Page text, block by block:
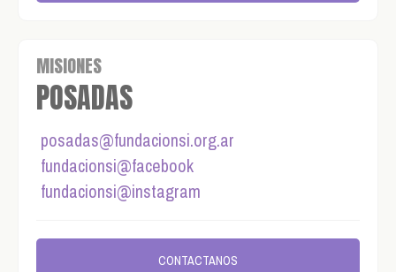
MISIONES
POSADAS
posadas@fundacionsi.org.ar
fundacionsi@facebook
fundacionsi@instagram
CONTACTANOS